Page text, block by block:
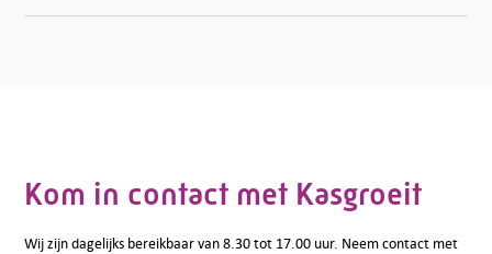
Kom in contact met Kasgroeit
Wij zijn dagelijks bereikbaar van 8.30 tot 17.00 uur. Neem contact met